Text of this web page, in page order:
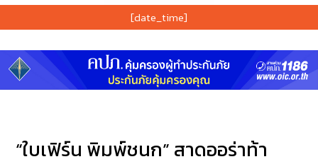
[date_time]
“ใบเฟิร์น พิมพ์ชนก” สาดออร่าท้า